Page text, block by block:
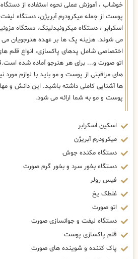
خوشاب ، آموزش عملی نحوه استفاده از
پوست از جمله میکرودرم آبریژن، دستگاه
اسکرابر ، دستگاه میکرونیدلینگ، دستگاه
می شوند. هزینه پک ها بر عهده هنرجویان
اختصاصی شامل پدهای پاکسازی، انواع قلم
اتو صورت و... برای هر هنرجو آماده شده
های مراقبتی از پوست و مو باید با لوازم مورد
ها آشنایی کاملی داشته باشید. این دانش و
پوست و مو به شما ارائه می شود.
اسکین اسکرابر
میکرودرم آبریژن
دستگاه مکنده جوش
دستگاه بخور سرد و بخور گرم صورت
فیس رولر
غلطک یخ
اتو صورت
دستگاه لیفت و جوانسازی صورت
قلم پاکسازی پوست
پاک کننده و شوینده های صورت